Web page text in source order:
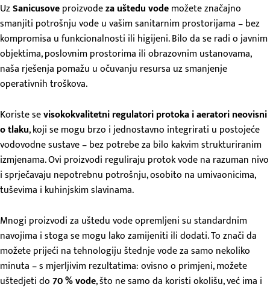
UzSanicusoveproizvodeza uštedu vodemožete značajno
smanjiti potrošnju vode u vašim sanitarnim prostorijama – bez
kompromisa u funkcionalnosti ili higijeni. Bilo da se radi o javnim
objektima, poslovnim prostorima ili obrazovnim ustanovama,
naša rješenja pomažu u očuvanju resursa uz smanjenje
operativnih troškova.
Koriste sevisokokvalitetniregulatori protoka i aeratori neovisni
o tlaku, koji se mogu brzo i jednostavno integrirati u postojeće
vodovodne sustave – bez potrebe za bilo kakvim strukturiranim
izmjenama. Ovi proizvodi reguliraju protok vode na razuman nivo
i sprječavaju nepotrebnu potrošnju, osobito na umivaonicima,
tuševima i kuhinjskim slavinama.
Mnogi proizvodi za uštedu vode opremljeni su standardnim
navojima i stoga se mogu lako zamijeniti ili dodati. To znači da
možete prijeći na tehnologiju štednje vode za samo nekoliko
minuta – s mjerljivim rezultatima: ovisno o primjeni, možete
uštedjeti do70 % vode, što ne samo da koristi okolišu, već ima i